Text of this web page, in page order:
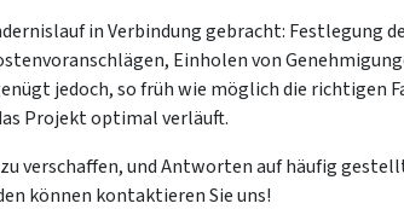
in Verbindung gebracht: Festlegung
Einholen von
jedoch, so früh wie möglich die richtigen
Projekt optimal verläuft.
verschaffen, und Antworten auf häufig
können kontaktieren Sie uns!